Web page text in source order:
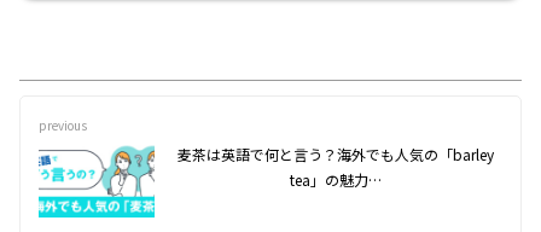
previous
麦茶は英語で何と言う？海外でも人気の「barley
tea」の魅力…